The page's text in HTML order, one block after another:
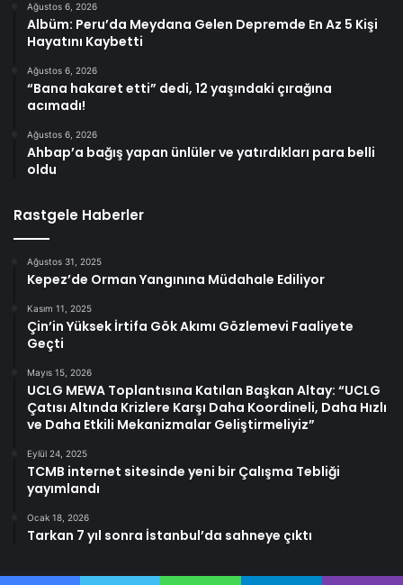
Ağustos 6, 2026
Albüm: Peru’da Meydana Gelen Depremde En Az 5 Kişi
Hayatını Kaybetti
Ağustos 6, 2026
“Bana hakaret etti” dedi, 12 yaşındaki çırağına
acımadı!
Ağustos 6, 2026
Ahbap’a bağış yapan ünlüler ve yatırdıkları para belli
oldu
Rastgele Haberler
Ağustos 31, 2025
Kepez’de Orman Yangınına Müdahale Ediliyor
Kasım 11, 2025
Çin’in Yüksek İrtifa Gök Akımı Gözlemevi Faaliyete
Geçti
Mayıs 15, 2026
UCLG MEWA Toplantısına Katılan Başkan Altay: “UCLG
Çatısı Altında Krizlere Karşı Daha Koordineli, Daha Hızlı
ve Daha Etkili Mekanizmalar Geliştirmeliyiz”
Eylül 24, 2025
TCMB internet sitesinde yeni bir Çalışma Tebliği
yayımlandı
Ocak 18, 2026
Tarkan 7 yıl sonra İstanbul’da sahneye çıktı